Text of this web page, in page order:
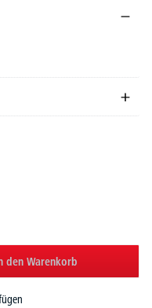
den Warenkorb